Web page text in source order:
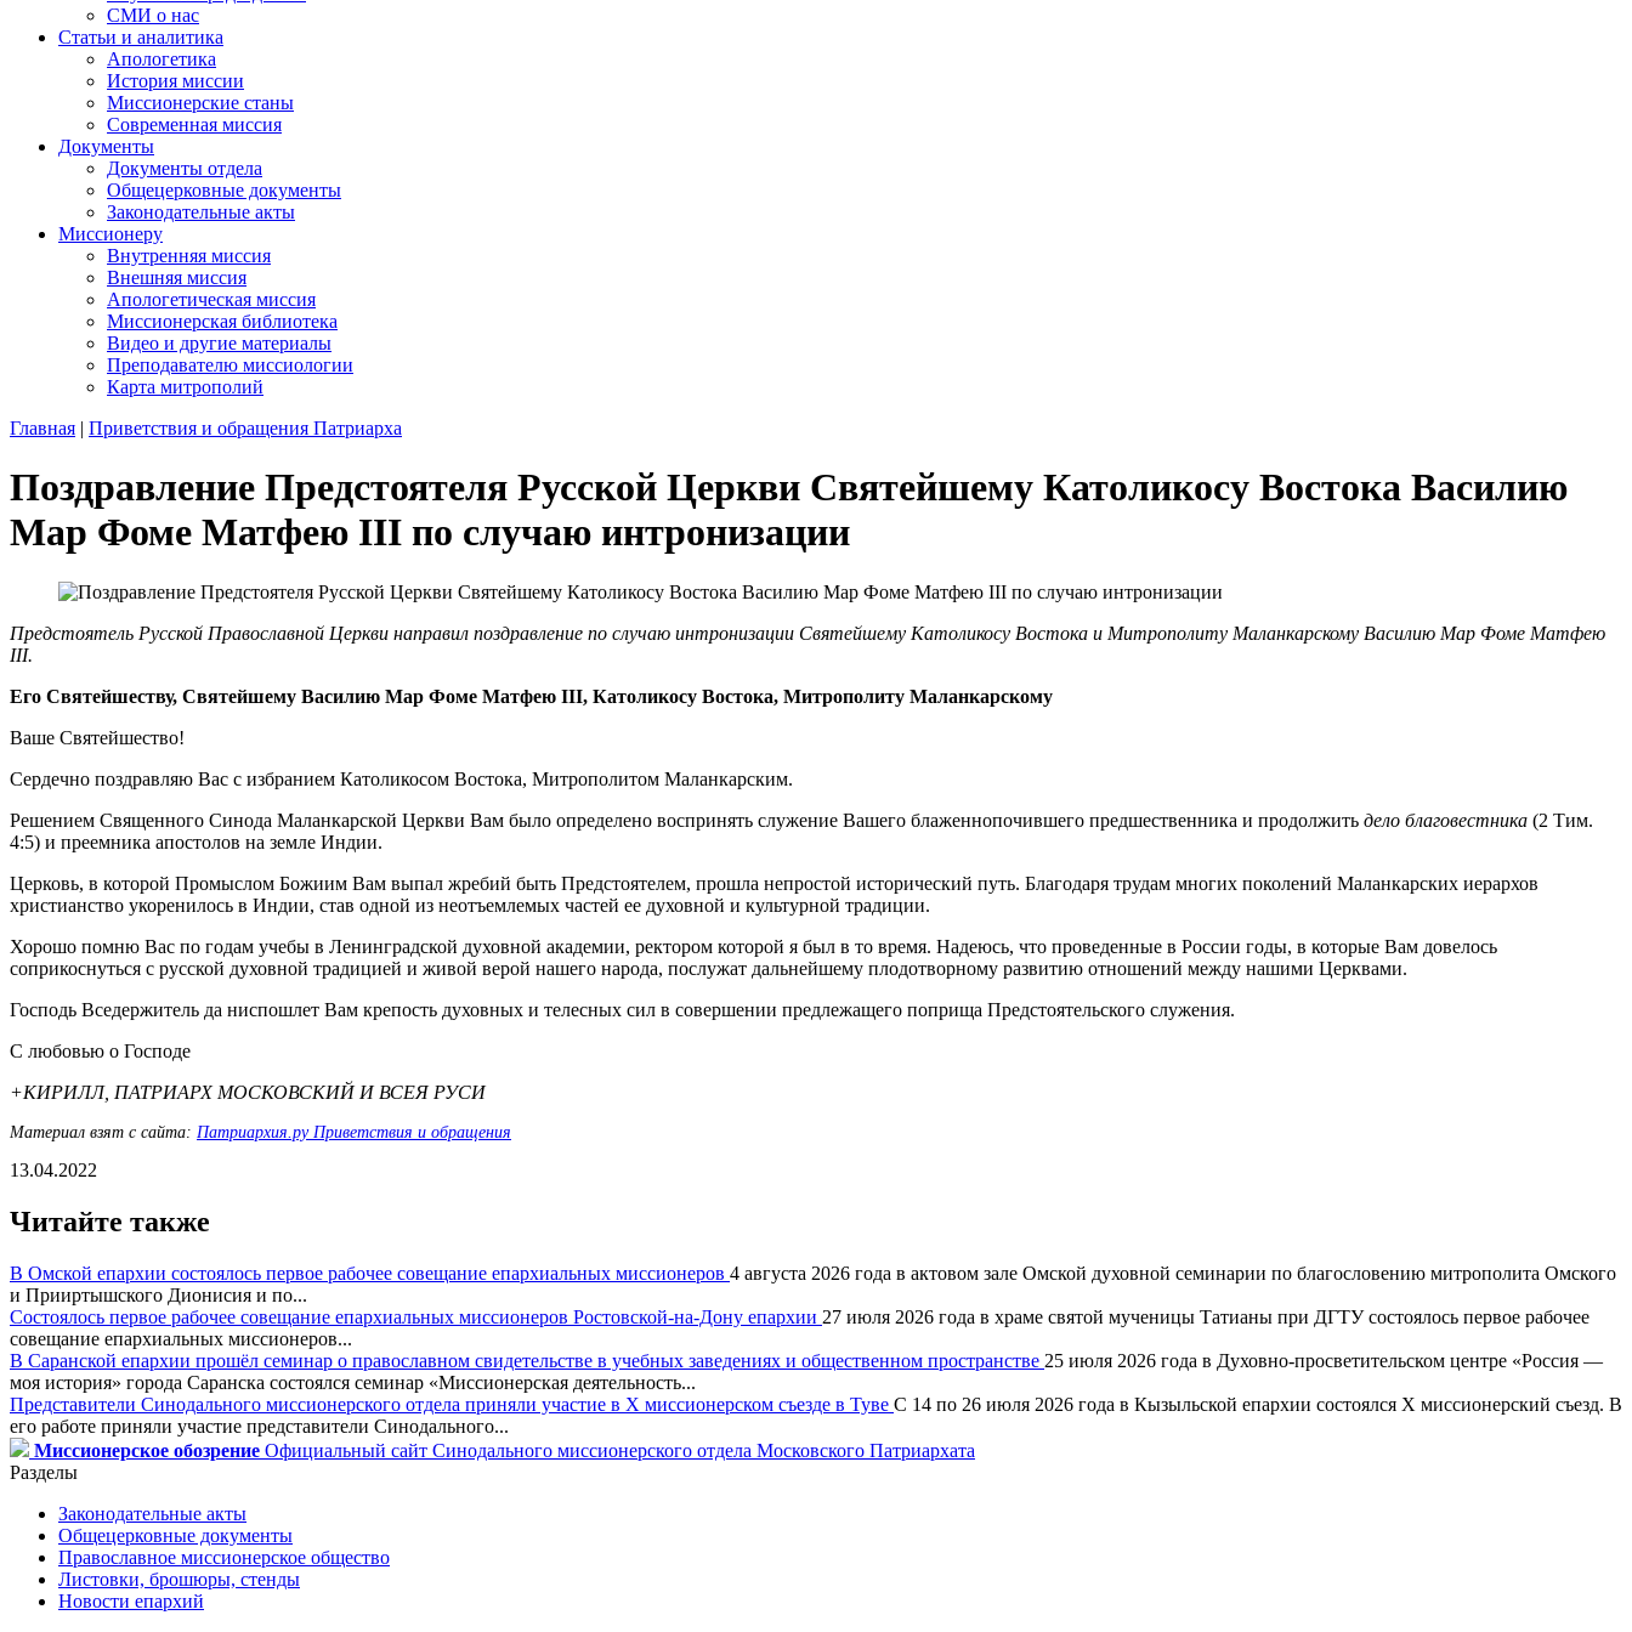
СМИ о нас
Статьи и аналитика
Апологетика
История миссии
Миссионерские станы
Современная миссия
Документы
Документы отдела
Общецерковные документы
Законодательные акты
Миссионеру
Внутренняя миссия
Внешняя миссия
Апологетическая миссия
Миссионерская библиотека
Видео и другие материалы
Преподавателю миссиологии
Карта митрополий
Главная | Приветствия и обращения Патриарха
Поздравление Предстоятеля Русской Церкви Святейшему Католикосу Востока Василию
Мар Фоме Матфею III по случаю интронизации
Предстоятель Русской Православной Церкви направил поздравление по случаю интронизации Святейшему Католикосу Востока и Митрополиту Маланкарскому Василию Мар Фоме Матфею
III.
Его Святейшеству, Святейшему Василию Мар Фоме Матфею III, Католикосу Востока, Митрополиту Маланкарскому
Ваше Святейшество!
Сердечно поздравляю Вас с избранием Католикосом Востока, Митрополитом Маланкарским.
Решением Священного Синода Маланкарской Церкви Вам было определено воспринять служение Вашего блаженнопочившего предшественника и продолжить дело благовестника (2 Тим.
4:5) и преемника апостолов на земле Индии.
Церковь, в которой Промыслом Божиим Вам выпал жребий быть Предстоятелем, прошла непростой исторический путь. Благодаря трудам многих поколений Маланкарских иерархов
христианство укоренилось в Индии, став одной из неотъемлемых частей ее духовной и культурной традиции.
Хорошо помню Вас по годам учебы в Ленинградской духовной академии, ректором которой я был в то время. Надеюсь, что проведенные в России годы, в которые Вам довелось
соприкоснуться с русской духовной традицией и живой верой нашего народа, послужат дальнейшему плодотворному развитию отношений между нашими Церквами.
Господь Вседержитель да ниспошлет Вам крепость духовных и телесных сил в совершении предлежащего поприща Предстоятельского служения.
С любовью о Господе
+КИРИЛЛ, ПАТРИАРХ МОСКОВСКИЙ И ВСЕЯ РУСИ
Материал взят с сайта: Патриархия.ру Приветствия и обращения
13.04.2022
Читайте также
В Омской епархии состоялось первое рабочее совещание епархиальных миссионеров 4 августа 2026 года в актовом зале Омской духовной семинарии по благословению митрополита Омского
и Прииртышского Дионисия и по...
Состоялось первое рабочее совещание епархиальных миссионеров Ростовской-на-Дону епархии 27 июля 2026 года в храме святой мученицы Татианы при ДГТУ состоялось первое рабочее
совещание епархиальных миссионеров...
В Саранской епархии прошёл семинар о православном свидетельстве в учебных заведениях и общественном пространстве 25 июля 2026 года в Духовно-просветительском центре «Россия —
моя история» города Саранска состоялся семинар «Миссионерская деятельность...
Представители Синодального миссионерского отдела приняли участие в X миссионерском съезде в Туве С 14 по 26 июля 2026 года в Кызыльской епархии состоялся X миссионерский съезд. В
его работе приняли участие представители Синодального...
Миссионерское обозрение Официальный сайт Синодального миссионерского отдела Московского Патриархата
Разделы
Законодательные акты
Общецерковные документы
Православное миссионерское общество
Листовки, брошюры, стенды
Новости епархий